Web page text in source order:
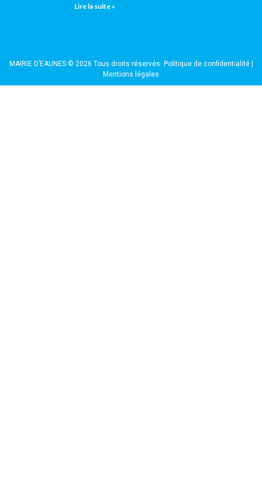
Lire la suite »
MAIRIE D’EAUNES © 2026 Tous droits réservés. Politique de confidentialité|
Mentions légales